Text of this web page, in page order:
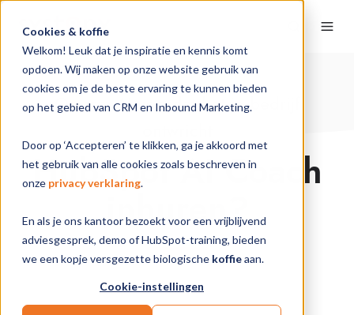
Cookies & koffie
Welkom! Leuk dat je inspiratie en kennis komt
opdoen. Wij maken op onze website gebruik van
cookies om je de beste ervaring te kunnen bieden
op het gebied van CRM en Inbound Marketing.
Door op ‘Accepteren’ te klikken, ga je akkoord met
het gebruik van alle cookies zoals beschreven in
onze privacy verklaring.
En als je ons kantoor bezoekt voor een vrijblijvend
adviesgesprek, demo of HubSpot-training, bieden
we een kopje versgezette biologische koffieaan.
Cookie-instellingen
Omarm AI voordat het je bedrijf
HubSpot AI Coach
inhuren?